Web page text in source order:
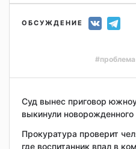
ОБСУЖДЕНИЕ
#проблема
Суд вынес приговор
выкинули
Прокуратура проверит
где воспитанник впал в